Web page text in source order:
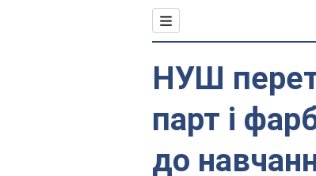
НУШ
парт і
до